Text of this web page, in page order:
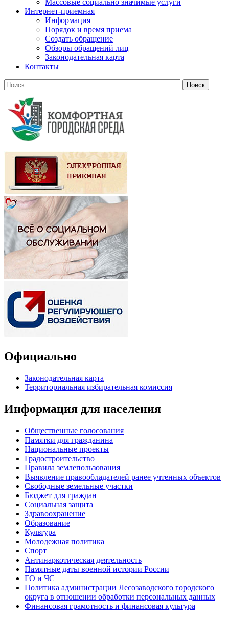
Массовые социально значимые услуги
Интернет-приемная
Информация
Порядок и время приема
Создать обращение
Обзоры обращений лиц
Законодательная карта
Контакты
Официально
Законодательная карта
Территориальная избирательная комиссия
Информация для населения
Общественные голосования
Памятки для гражданина
Национальные проекты
Градостроительство
Правила землепользования
Выявление правообладателей ранее учтенных объектов
Свободные земельные участки
Бюджет для граждан
Социальная защита
Здравоохранение
Образование
Культура
Молодежная политика
Спорт
Антинаркотическая деятельность
Памятные даты военной истории России
ГО и ЧС
Политика администрации Лесозаводского городского
округа в отношении обработки персональных данных
Финансовая грамотность и финансовая культура